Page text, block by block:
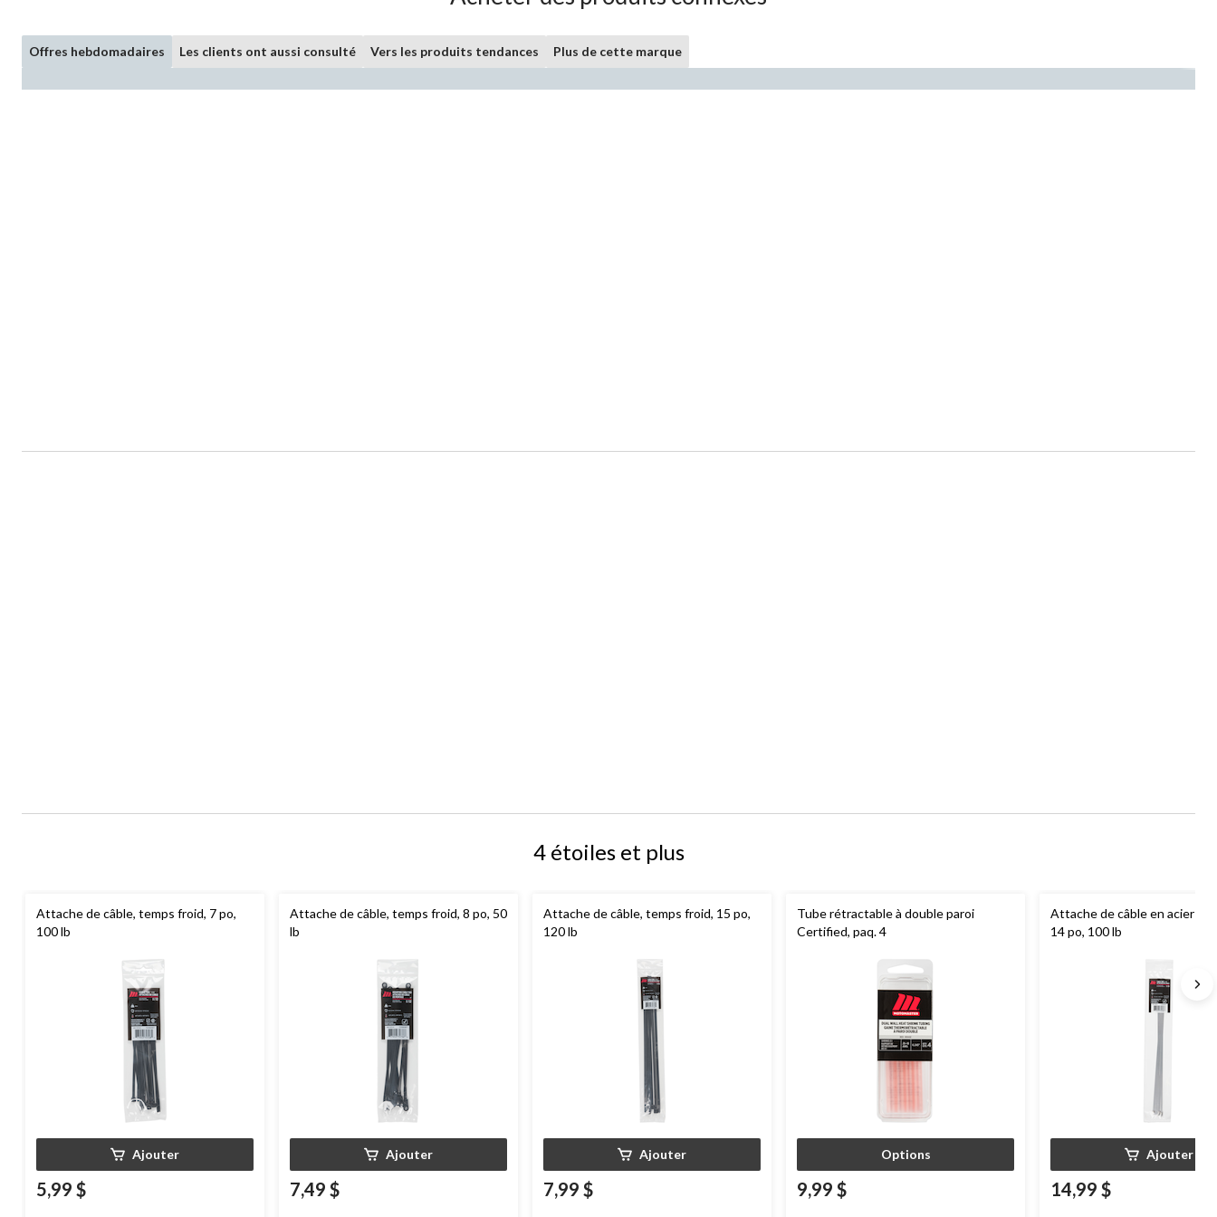
Offres hebdomadaires Les clients ont aussi consulté Vers les produits tendances Plus de cette marque
4 étoiles et plus
Attache de câble, temps froid, 7 po,
100 lb
Ajouter
5,99 $
Attache de câble, temps froid, 8 po, 50
lb
Ajouter
7,49 $
Attache de câble, temps froid, 15 po,
120 lb
Ajouter
7,99 $
Tube rétractable à double paroi
Certified, paq. 4
Options
9,99 $
Attache de câble en acier
14 po, 100 lb
Ajouter
14,99 $